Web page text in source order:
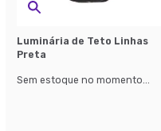
Luminária de Teto Linhas
Preta
Sem estoque no momento...